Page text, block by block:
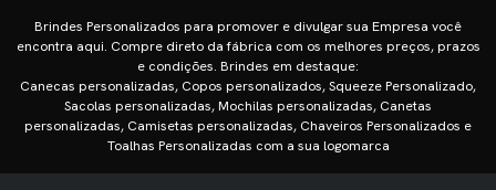
Brindes Personalizados para promover e divulgar sua Empresa você
encontra aqui. Compre direto da fábrica com os melhores preços, prazos
e condições. Brindes em destaque:
Canecas personalizadas, Copos personalizados, Squeeze Personalizado,
Sacolas personalizadas, Mochilas personalizadas, Canetas
personalizadas, Camisetas personalizadas, Chaveiros Personalizados e
Toalhas Personalizadas com a sua logomarca